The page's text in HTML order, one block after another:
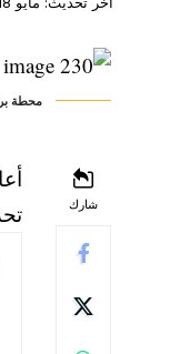
محطة
شارك